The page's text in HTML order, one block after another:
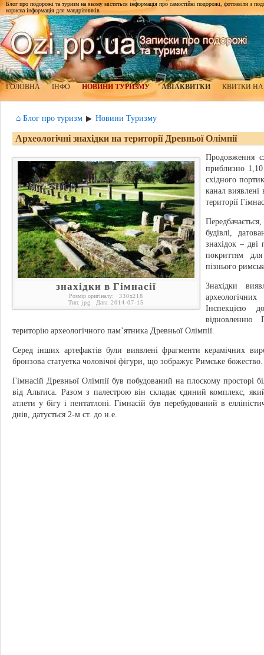
Блог про подорожі та туризм на якому міститься інформація про самостійні подорожі, фотозвіти з
корисна інформація для мандрівників
ГОЛОВНА ІНФО НОВИНИ ТУРИЗМУ АВІАКВИТКИ КВИТКИ
⌂ Блог про туризм ▶ Новини Туризму
Археологічні знахідки на території Древньої Олімпії
знахідки в Гімнасії
Розмір оригіналу: 330x218
Тип: jpg Дата: 2014-07-15
Продовження
приблизно
східного
канал виявлені
території
будівлі,
знахідок –
покриттям
пізнього
Знахідки
Інспекцією
відновленню
територію археологічного пам’ятника Древньої Олімпії.
Серед інших артефактів були виявлені фрагменти керамічних
бронзова статуетка чоловічої фігури, що зображує Римське божество.
Гімнасій Древньої Олімпії був побудований на плоскому просторі
від Альтиса. Разом з палестрою він складає єдиний комплекс,
атлети у бігу і пентатлоні. Гімнасій був перебудований в
днів, датується 2-м ст. до н.е.